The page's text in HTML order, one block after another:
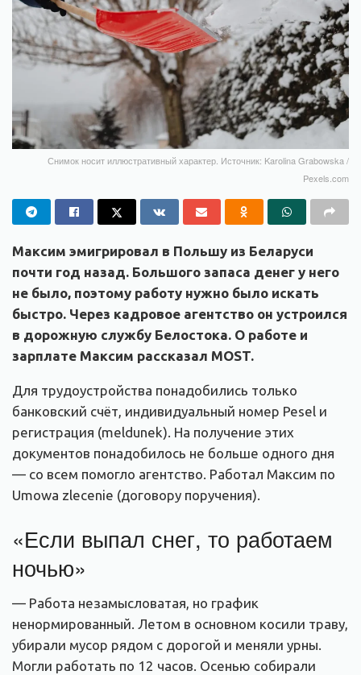
Снимок носит иллюстративный характер. Источник: Karolina Grabowska /
Pexels.com
Максим эмигрировал в Польшу из Беларуси
почти год назад. Большого запаса денег у него
не было, поэтому работу нужно было искать
быстро. Через кадровое агентство он устроился
в дорожную службу Белостока. О работе и
зарплате Максим рассказал MOST.
Для трудоустройства понадобились только
банковский счёт, индивидуальный номер Pesel и
регистрация (meldunek). На получение этих
документов понадобилось не больше одного дня
— со всем помогло агентство. Работал Максим по
Umowa zlecenie (договору поручения).
«Если выпал снег, то работаем
ночью»
— Работа незамысловатая, но график
ненормированный. Летом в основном косили траву,
убирали мусор рядом с дорогой и меняли урны.
Могли работать по 12 часов. Осенью собирали